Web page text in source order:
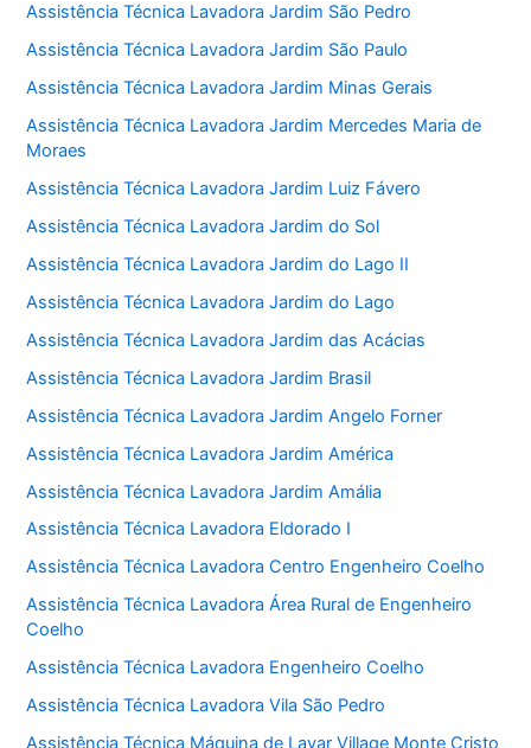
Assistência Técnica Lavadora Jardim São Pedro
Assistência Técnica Lavadora Jardim São Paulo
Assistência Técnica Lavadora Jardim Minas Gerais
Assistência Técnica Lavadora Jardim Mercedes Maria de
Moraes
Assistência Técnica Lavadora Jardim Luiz Fávero
Assistência Técnica Lavadora Jardim do Sol
Assistência Técnica Lavadora Jardim do Lago II
Assistência Técnica Lavadora Jardim do Lago
Assistência Técnica Lavadora Jardim das Acácias
Assistência Técnica Lavadora Jardim Brasil
Assistência Técnica Lavadora Jardim Angelo Forner
Assistência Técnica Lavadora Jardim América
Assistência Técnica Lavadora Jardim Amália
Assistência Técnica Lavadora Eldorado I
Assistência Técnica Lavadora Centro Engenheiro Coelho
Assistência Técnica Lavadora Área Rural de Engenheiro
Coelho
Assistência Técnica Lavadora Engenheiro Coelho
Assistência Técnica Lavadora Vila São Pedro
Assistência Técnica Máquina de Lavar Village Monte Cristo